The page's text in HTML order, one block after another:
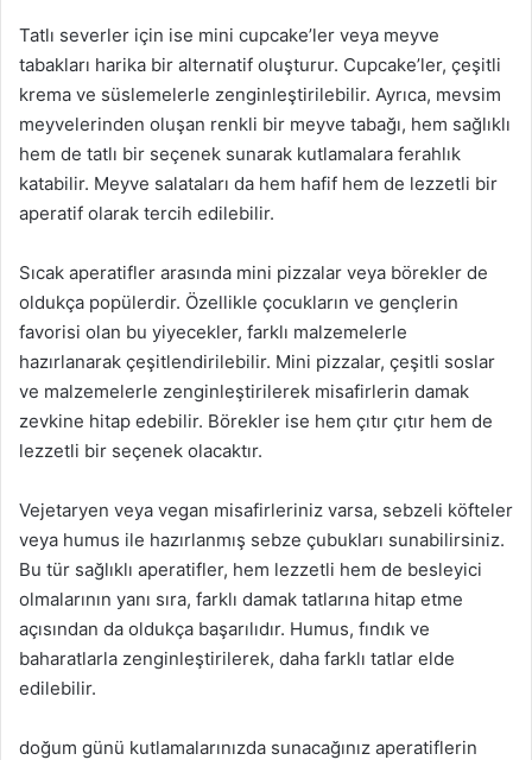
Tatlı severler için ise mini cupcake’ler veya meyve
tabakları harika bir alternatif oluşturur. Cupcake’ler, çeşitli
krema ve süslemelerle zenginleştirilebilir. Ayrıca, mevsim
meyvelerinden oluşan renkli bir meyve tabağı, hem sağlıklı
hem de tatlı bir seçenek sunarak kutlamalara ferahlık
katabilir. Meyve salataları da hem hafif hem de lezzetli bir
aperatif olarak tercih edilebilir.
Sıcak aperatifler arasında mini pizzalar veya börekler de
oldukça popülerdir. Özellikle çocukların ve gençlerin
favorisi olan bu yiyecekler, farklı malzemelerle
hazırlanarak çeşitlendirilebilir. Mini pizzalar, çeşitli soslar
ve malzemelerle zenginleştirilerek misafirlerin damak
zevkine hitap edebilir. Börekler ise hem çıtır çıtır hem de
lezzetli bir seçenek olacaktır.
Vejetaryen veya vegan misafirleriniz varsa, sebzeli köfteler
veya humus ile hazırlanmış sebze çubukları sunabilirsiniz.
Bu tür sağlıklı aperatifler, hem lezzetli hem de besleyici
olmalarının yanı sıra, farklı damak tatlarına hitap etme
açısından da oldukça başarılıdır. Humus, fındık ve
baharatlarla zenginleştirilerek, daha farklı tatlar elde
edilebilir.
doğum günü kutlamalarınızda sunacağınız aperatiflerin